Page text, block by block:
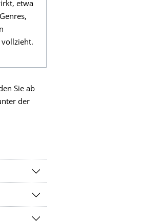
etwa
Sie ab
der